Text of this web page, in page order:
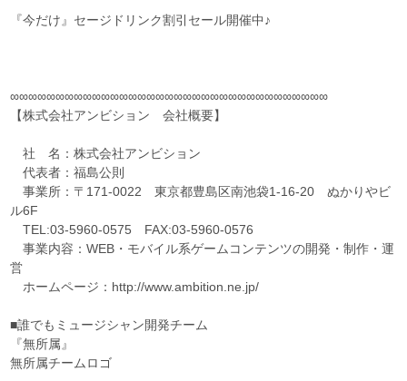
『今だけ』セージドリンク割引セール開催中♪
∞∞∞∞∞∞∞∞∞∞∞∞∞∞∞∞∞∞∞∞∞∞∞∞∞∞∞∞∞∞∞∞∞∞∞
【株式会社アンビション 会社概要】
社 名：株式会社アンビション
代表者：福島公則
事業所：〒171-0022 東京都豊島区南池袋1-16-20 ぬかりやビ
ル6F
TEL:03-5960-0575 FAX:03-5960-0576
事業内容：WEB・モバイル系ゲームコンテンツの開発・制作・運
営
ホームページ：http://www.ambition.ne.jp/
■誰でもミュージシャン開発チーム
『無所属』
無所属チームロゴ